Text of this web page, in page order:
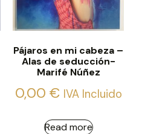
Pájaros en mi cabeza –
Alas de seducción-
Marifé Núñez
0,00 € IVA Incluido
Read more